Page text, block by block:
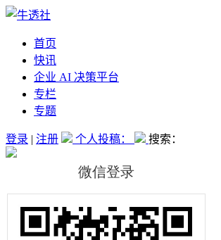
首页
快讯
企业 AI 决策平台
专栏
专题
登录 | 注册 个人投稿： 搜索：